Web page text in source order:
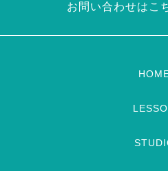
お問い合わせはこ